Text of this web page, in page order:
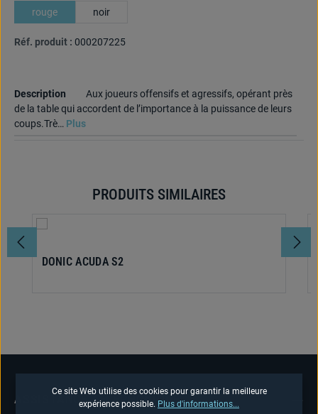
rouge noir
Réf. produit : 000207225
Description
Aux joueurs offensifs et agressifs, opérant près
de la table qui accordent de l’importance à la puissance de leurs
coups.Trè… Plus
Ignorer la galerie de produitsPRODUITS SIMILAIRES
DONIC ACUDA S2
ASSISTANCE TÉLÉPHONIQUE
Ce site Web utilise des cookies pour garantir la meilleure
expérience possible. Plus d'informations...